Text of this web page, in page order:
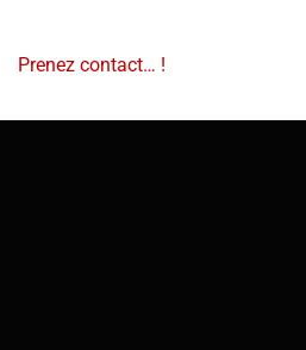
Prenez contact… !